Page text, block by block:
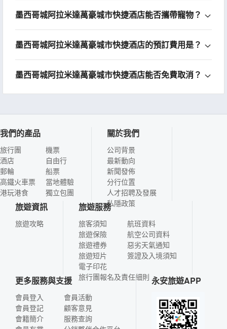
墨西哥城阿拉米達萬豪城市快捷酒店能否攜帶寵物？
墨西哥城阿拉米達萬豪城市快捷酒店的預訂費用是？
墨西哥城阿拉米達萬豪城市快捷酒店能否免費取消？
我們的產品
旅行團
酒店
郵輪
高鐵火車票
港玩港食
機票
自由行
船票
當地體驗
獨立包團
關於我們
公司背景
最新動向
新聞發佈
分行位置
人才招聘及發展
私隱政策
旅遊資訊
旅遊攻略
旅遊服務
旅客須知
旅遊保險
旅遊禮券
旅遊短片
電子印花
航班資料
航空公司資料
惡劣天氣通知
簽證及入境須知
旅行團報名及責任細則
更多服務與支援
會員登入
會員登記
會籍簡介
會員活動
顧客意見
服務查詢
永安旅遊APP